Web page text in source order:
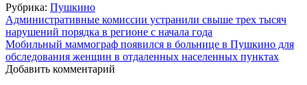
Рубрика: Пушкино
Навигация
по
записям
Административные комиссии устранили свыше трех тысяч
нарушений порядка в регионе с начала года
Мобильный маммограф появился в больнице в Пушкино для
обследования женщин в отдаленных населенных пунктах
Добавить комментарий